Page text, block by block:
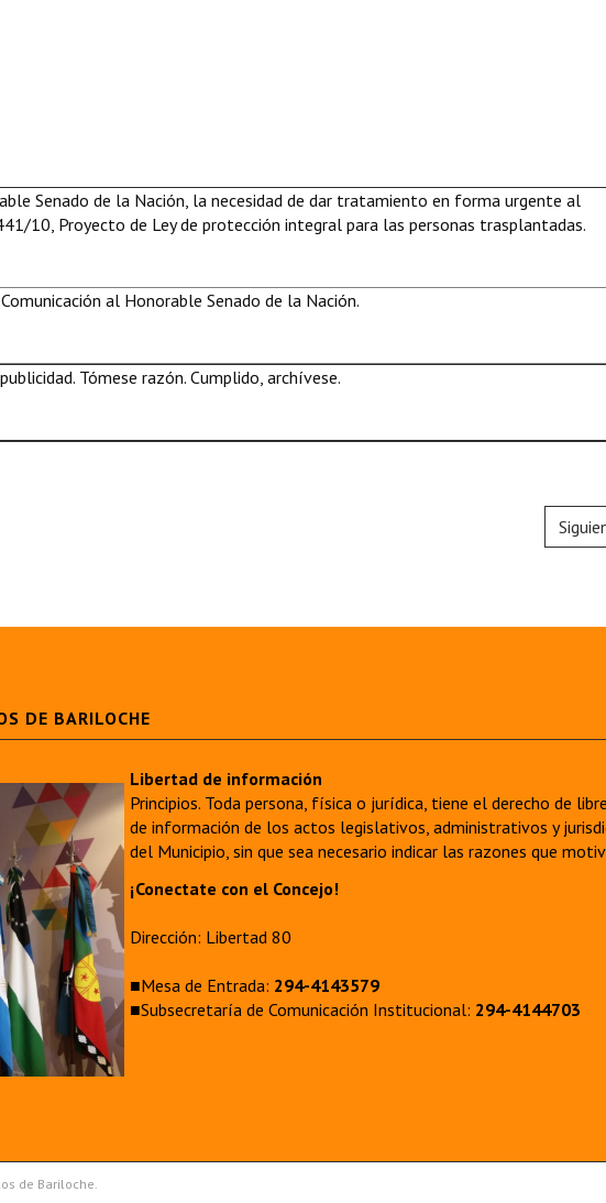
Senado de la Nación, la necesidad de dar tratamiento en forma urgente al
10, Proyecto de Ley de protección integral para las personas trasplantadas.
al Honorable Senado de la Nación.
Tómese razón. Cumplido, archívese.
DE BARILOCHE
Libertad de información
Principios. Toda persona, física o jurídica, tiene el derecho de
de información de los actos legislativos, administrativos y
del Municipio, sin que sea necesario indicar las razones que
¡Conectate con el Concejo!
Dirección: Libertad 80
■Mesa de Entrada: 294-4143579
■Subsecretaría de Comunicación Institucional: 294-4144703
de Bariloche.